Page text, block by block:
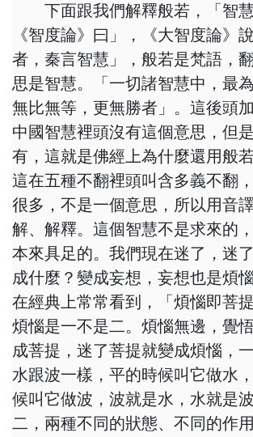
下面跟我們解釋般若，「智慧
《智度論》曰」，《大智度論》
者，秦言智慧」，般若是梵語，
思是智慧。「一切諸智慧中，最
無比無等，更無勝者」。這後頭
中國智慧裡頭沒有這個意思，但
有，這就是佛經上為什麼還用般若
這在五種不翻裡頭叫含多義不翻
很多，不是一個意思，所以用音
解、解釋。這個智慧不是求來的
本來具足的。我們現在迷了，迷
成什麼？變成妄想，妄想也是煩
在經典上常常看到，「煩惱即菩提
煩惱是一不是二。煩惱無邊，覺
成菩提，迷了菩提就變成煩惱，
水跟波一樣，平的時候叫它做水
候叫它做波，波就是水，水就是
二，兩種不同的狀態、不同的作